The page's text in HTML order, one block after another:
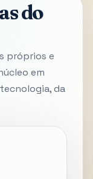
do
próprios e
em
da